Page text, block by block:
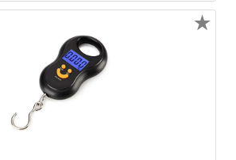
★